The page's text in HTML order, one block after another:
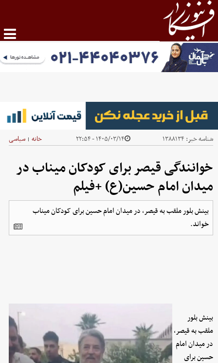
شناسه خبر: ۱۳۸۸۱۳۴ ۱۴۰۵/۰۳/۱۴ - ۲۲:۵۴ خانه | سیاسی
خوانندگی قیصر برای کودکان میناب در
میدان امام حسین(ع) +فیلم
بینش بلور ملقب به قیصر، در میدان امام حسین برای کودکان میناب
خواند.
بینش بلور
ملقب به قیصر،
در میدان امام
حسین برای